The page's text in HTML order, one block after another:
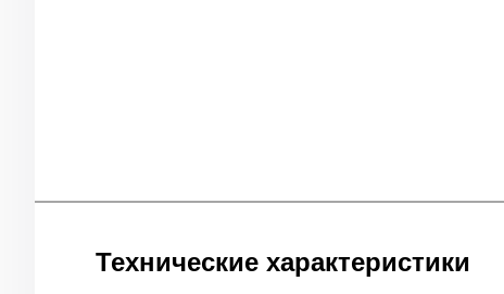
Технические характеристики